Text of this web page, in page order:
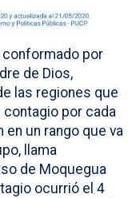
por
de Dios,
las regiones que
por cada
un rango que va
llama
de Moquegua
ocurrió el 4